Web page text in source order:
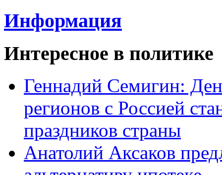
Информация
Интересное в политике
Геннадий Семигин:
регионов с Россией
праздников страны
Анатолий Аксаков